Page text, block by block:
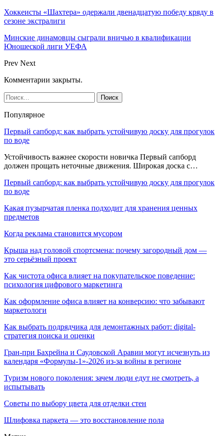
Хоккеисты «Шахтера» одержали двенадцатую победу кряду в
сезоне экстралиги
Минские динамовцы сыграли вничью в квалификации
Юношеской лиги УЕФА
Prev Next
Комментарии закрыты.
Популярное
Первый сапборд: как выбрать устойчивую доску для прогулок
по воде
Устойчивость важнее скорости новичка Первый сапборд
должен прощать неточные движения. Широкая доска с…
Первый сапборд: как выбрать устойчивую доску для прогулок
по воде
Какая пузырчатая пленка подходит для хранения ценных
предметов
Когда реклама становится мусором
Крыша над головой спортсмена: почему загородный дом —
это серьёзный проект
Как чистота офиса влияет на покупательское поведение:
психология цифрового маркетинга
Как оформление офиса влияет на конверсию: что забывают
маркетологи
Как выбрать подрядчика для демонтажных работ: digital-
стратегия поиска и оценки
Гран-при Бахрейна и Саудовской Аравии могут исчезнуть из
календаря «Формулы-1»-2026 из-за войны в регионе
Туризм нового поколения: зачем люди едут не смотреть, а
испытывать
Советы по выбору цвета для отделки стен
Шлифовка паркета — это восстановление пола